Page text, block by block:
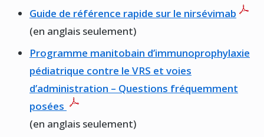
Guide de référence rapide sur le nirsévimab
(en anglais seulement)
Programme manitobain d’immunoprophylaxie
pédiatrique contre le VRS et voies
d’administration – Questions fréquemment
posées
(en anglais seulement)